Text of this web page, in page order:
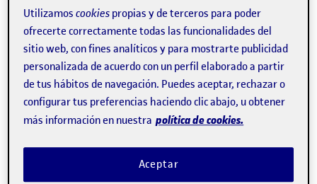
sostenible de la IA en los entornos laborales,
garantizando que los avances tecnológicos se traduzcan
enmejoras reales en la salud, la seguridad y el bienestar
del personal. "Este artículo nace de la necesidad de parar,
mirar con calma lo que está pasando y aportar una
mirada preventiva y responsable, que ayude a
riesgosy a situar a las personas en el centro de la
transformación tecnológica", afirma Torrent.
Utilizamoscookies propias y de terceros para poder
ofrecerte correctamente todas las funcionalidades del
sitio web, con fines analíticos y para mostrarte publicidad
personalizada de acuerdo con un perfil elaborado a partir
de tus hábitos de navegación. Puedes aceptar, rechazar o
configurar tus preferencias haciendo clic abajo, u obtener
más información en nuestra política de cookies.
Aceptar